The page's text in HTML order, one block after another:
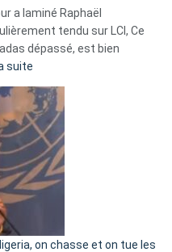
fake
news
»
a laminé Raphaël
tendu sur LCI, Ce
dépassé, est bien
suite
Tegnér
exulte
« Zemmour
a
tout
parle
on chasse et on tue les